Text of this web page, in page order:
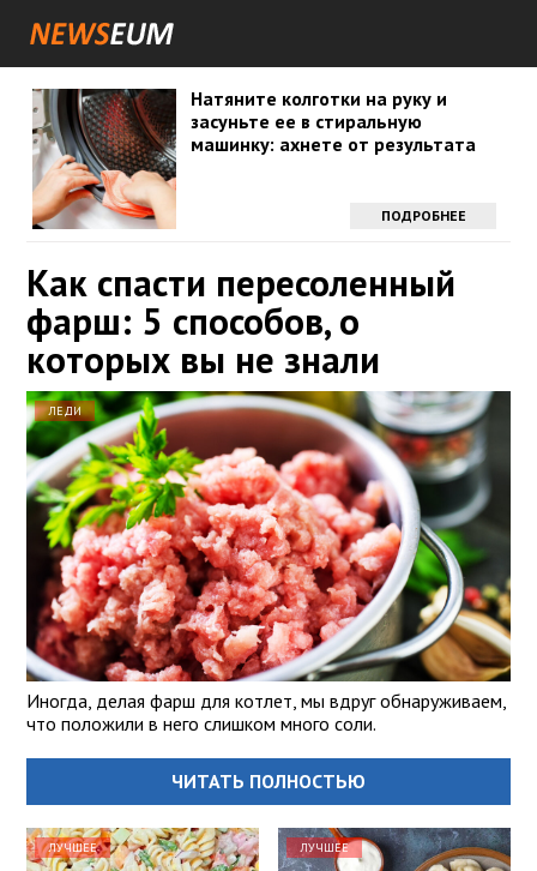
Натяните колготки на руку и
засуньте ее в стиральную
машинку: ахнете от результата
ПОДРОБНЕЕ
Как спасти пересоленный
фарш: 5 способов, о
которых вы не знали
ЛЕДИ
Иногда, делая фарш для котлет, мы вдруг обнаруживаем,
что положили в него слишком много соли.
ЧИТАТЬ ПОЛНОСТЬЮ
ЛУЧШЕЕ ЛУЧШЕЕ